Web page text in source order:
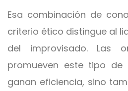
Esa combinación de
criterio ético distingue al
del improvisado. Las
promueven este tipo
ganan eficiencia, sino